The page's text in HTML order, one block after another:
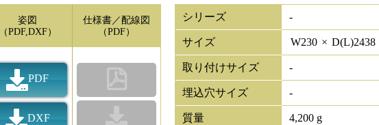
姿図
（PDF,DXF）
PDF
DXF
仕様書／配線図
（PDF）
シリーズ -
サイズ W230 × D(L)2438
取り付けサイズ -
埋込穴サイズ -
質量 4,200 g